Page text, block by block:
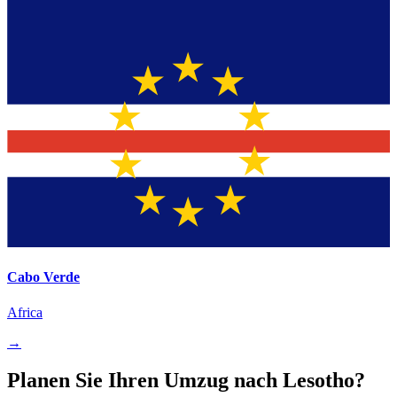
Cabo Verde
Africa
→
Planen Sie Ihren Umzug nach Lesotho?